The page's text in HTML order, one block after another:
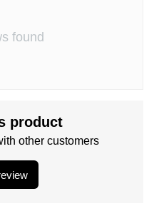
found
product
other customers